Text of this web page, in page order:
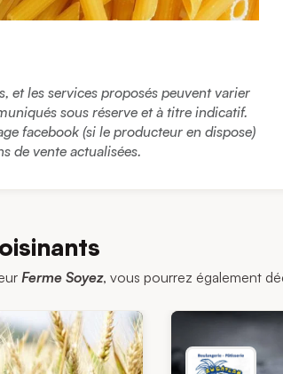
et les services proposés peuvent varier
sous réserve et à titre indicatif.
facebook (si le producteur en dispose)
de vente actualisées.
Ferme Soyez, vous pourrez également